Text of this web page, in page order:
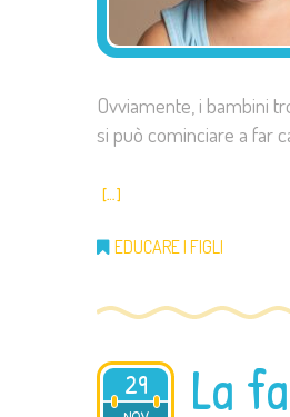
Ovviamente, i bambini
si può cominciare a far
[…]
EDUCARE I FIGLI
29 La